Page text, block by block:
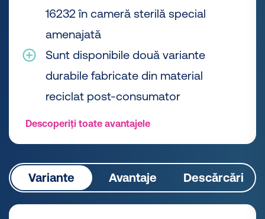
16232 în cameră sterilă special
amenajată
Sunt disponibile două variante
durabile fabricate din material
reciclat post-consumator
Descoperiți toate avantajele
Variante Avantaje Descărcări